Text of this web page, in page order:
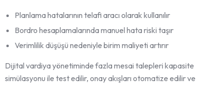
Planlama hatalarının telafi aracı olarak kullanılır
Bordro hesaplamalarında manuel hata riski taşır
Verimlilik düşüşü nedeniyle birim maliyeti artırır
Dijital vardiya yönetiminde fazla mesai talepleri kapasite
simülasyonu ile test edilir, onay akışları otomatize edilir ve